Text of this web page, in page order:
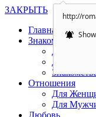
http://
ЗАКРЫТЬ
Главная
Знакомства
Для
Для
Отношения
Для
Для
Любовь